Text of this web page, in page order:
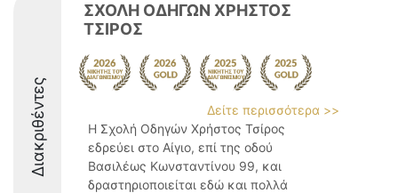
Διακριθέντες
ΣΧΟΛΗ ΟΔΗΓΩΝ ΧΡΗΣΤΟΣ
ΤΣΙΡΟΣ
Δείτε περισσότερα >>
Η Σχολή Οδηγών Χρήστος Τσίρος
εδρεύει στο Αίγιο, επί της οδού
Βασιλέως Κωνσταντίνου 99, και
δραστηριοποιείται εδώ και πολλά